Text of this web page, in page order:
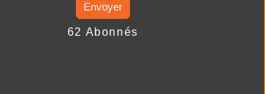
Envoyer
62 Abonnés